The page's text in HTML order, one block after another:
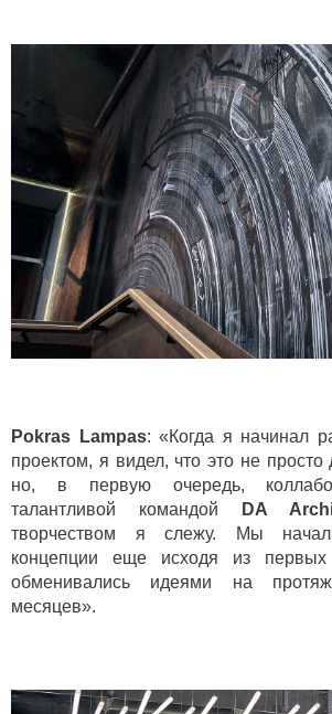
Pokras Lampas: «Когда я начинал
проектом, я видел, что это не просто
но, в первую очередь,
талантливой командой
DA
творчеством я слежу. Мы
концепции еще исходя из первых
обменивались идеями на
месяцев».